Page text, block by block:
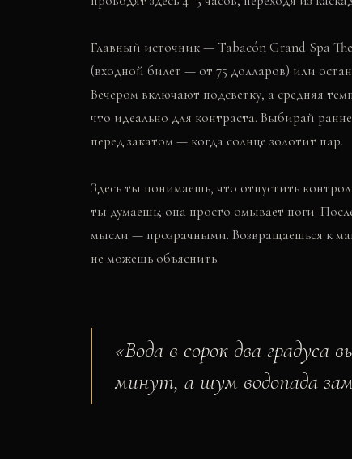
Главный источник — Tabacón Grand Spa
(входной билет — от 75 долларов) или
Вечером включают подсветку, а средняя
что идеально для контраста. Выбирай
перед закатом — когда солнце золотит пар.
Здесь ты понимаешь, что отпустить
ты думаешь; она просто омывает ноги.
мысли — прозрачными. Возвращаешься к
не можешь объяснить.
«Вода в сорок два градуса
минут, а шум водопада